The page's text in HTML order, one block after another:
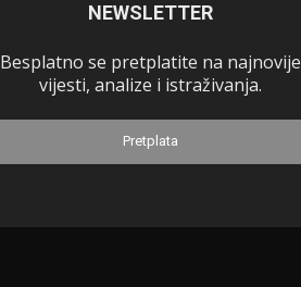
NEWSLETTER
Besplatno se pretplatite na najnovije
vijesti, analize i istraživanja.
Pretplata